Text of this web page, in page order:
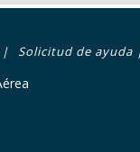
| Solicitud de ayuda